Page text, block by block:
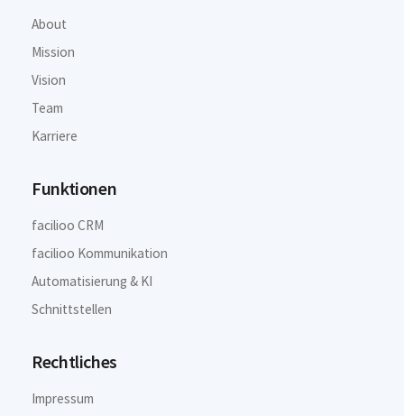
About
Mission
Vision
Team
Karriere
Funktionen
facilioo CRM
facilioo Kommunikation
Automatisierung & KI
Schnittstellen
Rechtliches
Impressum